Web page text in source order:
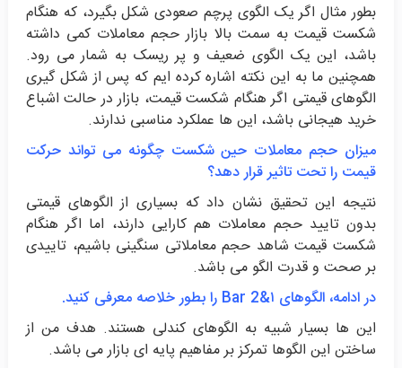
بطور مثال اگر یک الگوی پرچم صعودی شکل بگیرد، که هنگام
شکست قیمت به سمت بالا بازار حجم معاملات کمی داشته
باشد، این یک الگوی ضعیف و پر ریسک به شمار می رود.
همچنین ما به این نکته اشاره کرده ایم که پس از شکل گیری
الگوهای قیمتی اگر هنگام شکست قیمت، بازار در حالت اشباع
خرید هیجانی باشد، این ها عملکرد مناسبی ندارند.
میزان حجم معاملات حین شکست چگونه می تواند حرکت
قیمت را تحت تاثیر قرار دهد؟
نتیجه این تحقیق نشان داد که بسیاری از الگوهای قیمتی
بدون تایید حجم معاملات هم کارایی دارند، اما اگر هنگام
شکست قیمت شاهد حجم معاملاتی سنگینی باشیم، تاییدی
بر صحت و قدرت الگو می باشد.
در ادامه، الگوهای ۱&2 Bar را بطور خلاصه معرفی کنید.
این ها بسیار شبیه به الگوهای کندلی هستند. هدف من از
ساختن این الگوها تمرکز بر مفاهیم پایه ای بازار می باشد.